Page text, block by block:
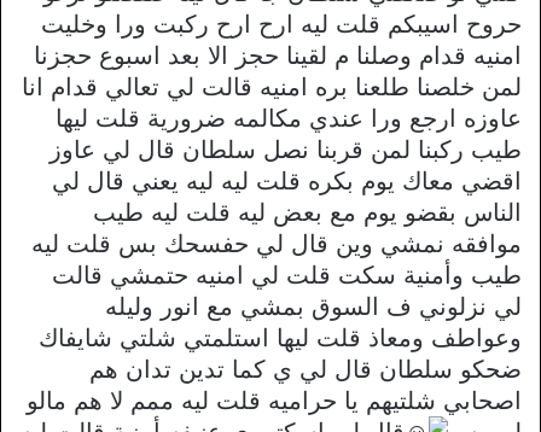
حروح اسيبكم قلت ليه ارح ارح ركبت ورا وخليت
امنيه قدام وصلنا م لقينا حجز الا بعد اسبوع حجزنا
لمن خلصنا طلعنا بره امنيه قالت لي تعالي قدام انا
عاوزه ارجع ورا عندي مكالمه ضرورية قلت ليها
طيب ركبنا لمن قربنا نصل سلطان قال لي عاوز
اقضي معاك يوم بكره قلت ليه ليه يعني قال لي
الناس بقضو يوم مع بعض ليه قلت ليه طيب
موافقه نمشي وين قال لي حفسحك بس قلت ليه
طيب وأمنية سكت قلت لي امنيه حتمشي قالت
لي نزلوني ف السوق بمشي مع انور وليله
وعواطف ومعاذ قلت ليها استلمتي شلتي شايفاك
ضحكو سلطان قال لي ي كما تدين تدان هم
اصحابي شلتيهم يا حراميه قلت ليه ممم لا هم مالو